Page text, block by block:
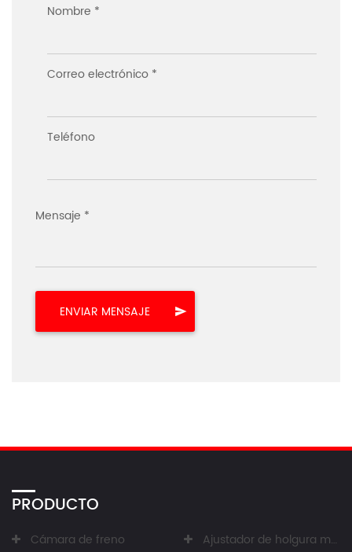
Nombre *
Correo electrónico *
Teléfono
Mensaje *
PRODUCTO
Cámara de freno
Ajustador de holgura manual